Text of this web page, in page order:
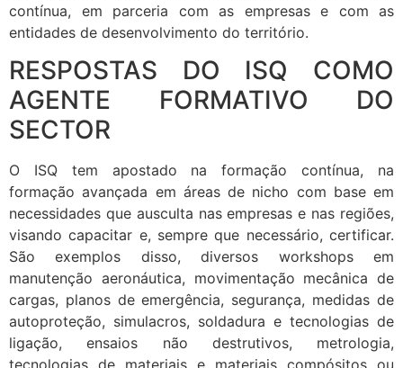
contínua, em parceria com as empresas e com as
entidades de desenvolvimento do território.
RESPOSTAS DO ISQ COMO
AGENTE FORMATIVO DO
SECTOR
O ISQ tem apostado na formação contínua, na
formação avançada em áreas de nicho com base em
necessidades que ausculta nas empresas e nas regiões,
visando capacitar e, sempre que necessário, certificar.
São exemplos disso, diversos workshops em
manutenção aeronáutica, movimentação mecânica de
cargas, planos de emergência, segurança, medidas de
autoproteção, simulacros, soldadura e tecnologias de
ligação, ensaios não destrutivos, metrologia,